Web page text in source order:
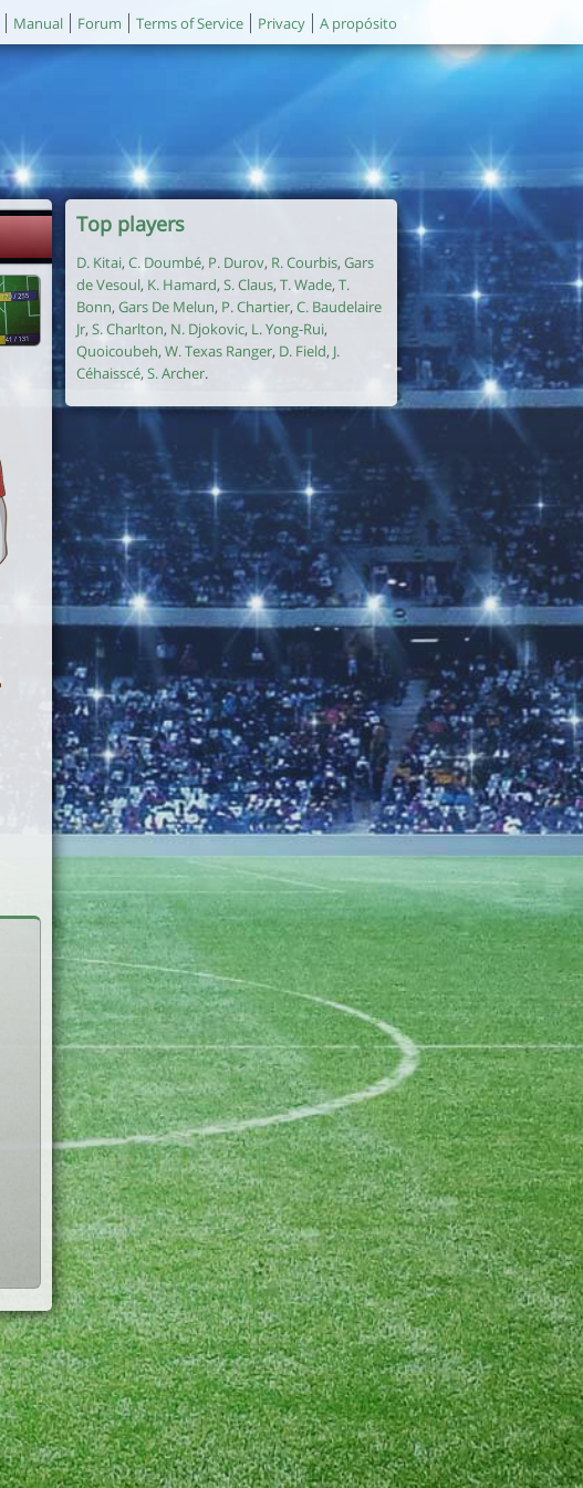
Manual Forum Terms of Service Privacy A propósito
Top players
D. Kitai, C. Doumbé, P. Durov, R. Courbis, Gars
de Vesoul, K. Hamard, S. Claus, T. Wade, T.
Bonn, Gars De Melun, P. Chartier, C. Baudelaire
Jr, S. Charlton, N. Djokovic, L. Yong-Rui,
Quoicoubeh, W. Texas Ranger, D. Field, J.
Céhaisscé, S. Archer.